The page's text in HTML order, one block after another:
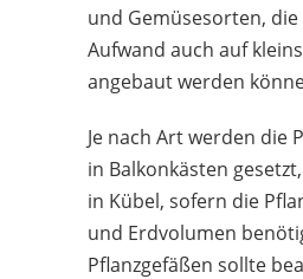
und Gemüsesorten,
Aufwand auch auf
angebaut werden
Je nach Art werden die
in Balkonkästen
in Kübel, sofern die
und Erdvolumen
Pflanzgefäßen sollte